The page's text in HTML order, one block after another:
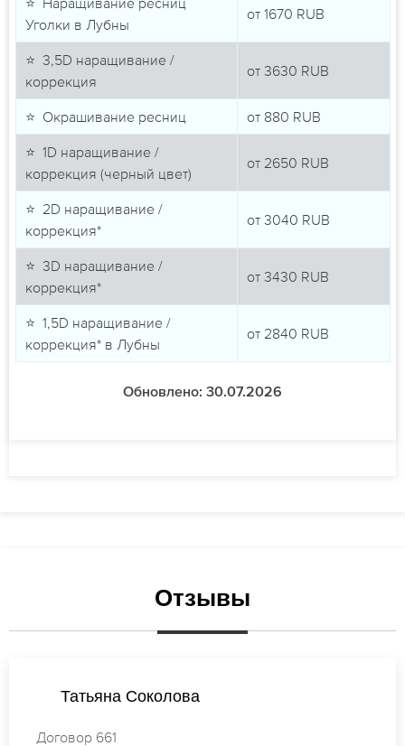
Уголки в Лубны
от 1670 RUB
⭐ 3,5D наращивание /
коррекция
от 3630 RUB
⭐ Окрашивание ресниц от 880 RUB
⭐ 1D наращивание /
коррекция (черный цвет)
от 2650 RUB
⭐ 2D наращивание /
коррекция*
от 3040 RUB
⭐ 3D наращивание /
коррекция*
от 3430 RUB
⭐ 1,5D наращивание /
коррекция* в Лубны
от 2840 RUB
Обновлено: 30.07.2026
Отзывы
Екатерина Васильева
Договор 027